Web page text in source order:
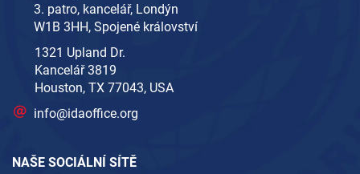
3. patro, kancelář, Londýn
W1B 3HH, Spojené království
1321 Upland Dr.
Kancelář 3819
Houston, TX 77043, USA
info@idaoffice.org
NAŠE SOCIÁLNÍ SÍTĚ